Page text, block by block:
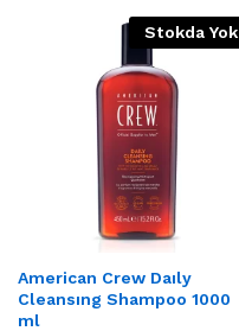
Stokda Yok
American Crew Daıly
Cleansıng Shampoo 1000
ml